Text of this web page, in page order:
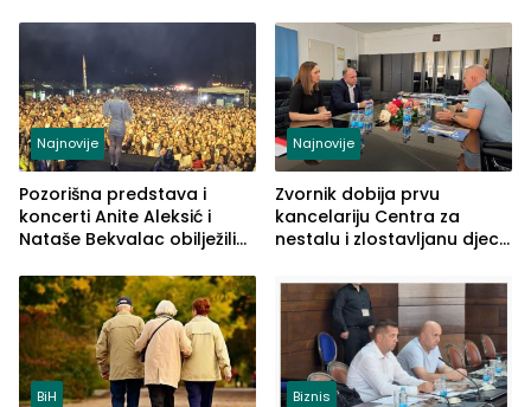
vidljive na njima
Najnovije
Pozorišna predstava i
koncerti Anite Aleksić i
Nataše Bekvalac obilježili
ljeta (FOTO)
Najnovije
Zvornik dobija prvu
kancelariju Centra za
nestalu i zlostavljanu djecu
BiH Biznis